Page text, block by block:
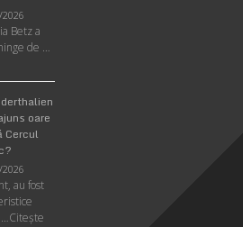
Betz a
de …
oare
Cercul
au fost
Citeşte